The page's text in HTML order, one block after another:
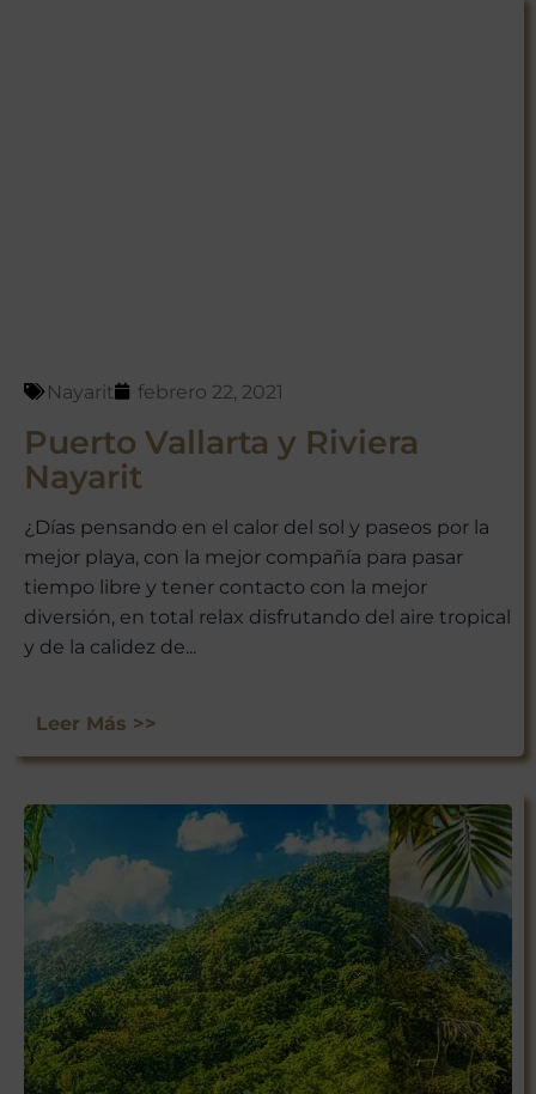
Nayarit febrero 22, 2021
Puerto Vallarta y Riviera
Nayarit
¿Días pensando en el calor del sol y paseos por la
mejor playa, con la mejor compañía para pasar
tiempo libre y tener contacto con la mejor
diversión, en total relax disfrutando del aire tropical
y de la calidez de...
Leer Más >>
¡ÚNETE A
NUESTRA
AVENTURA
VIAJERA!
No te pierdas las experiencias
únicas que Viajar a México tiene
para ti. Suscríbete ahora y recibe
nuestras últimas escapadas,